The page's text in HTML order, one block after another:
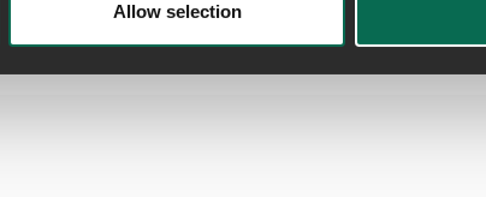
Allow selection